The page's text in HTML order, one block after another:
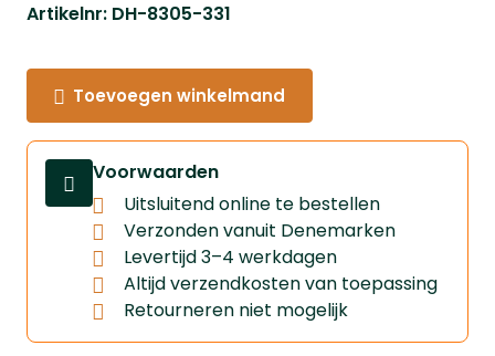
Artikelnr: DH-8305-331
Toevoegen winkelmand
Voorwaarden
Uitsluitend online te bestellen
Verzonden vanuit Denemarken
Levertijd 3–4 werkdagen
Altijd verzendkosten van toepassing
Retourneren niet mogelijk